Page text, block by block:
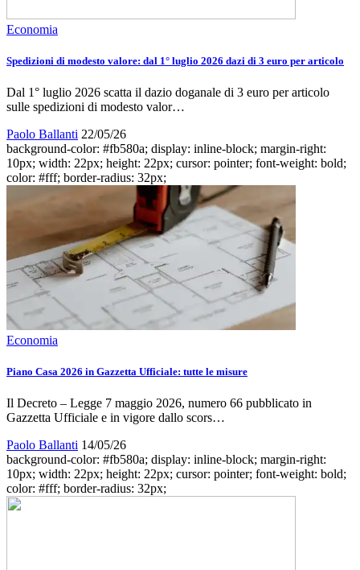
Economia
Spedizioni di modesto valore: dal 1° luglio 2026 dazi di 3 euro per articolo
Dal 1° luglio 2026 scatta il dazio doganale di 3 euro per articolo
sulle spedizioni di modesto valor…
Paolo Ballanti 22/05/26
background-color: #fb580a; display: inline-block; margin-right:
10px; width: 22px; height: 22px; cursor: pointer; font-weight: bold;
color: #fff; border-radius: 32px;
Economia
Piano Casa 2026 in Gazzetta Ufficiale: tutte le misure
Il Decreto – Legge 7 maggio 2026, numero 66 pubblicato in
Gazzetta Ufficiale e in vigore dallo scors…
Paolo Ballanti 14/05/26
background-color: #fb580a; display: inline-block; margin-right:
10px; width: 22px; height: 22px; cursor: pointer; font-weight: bold;
color: #fff; border-radius: 32px;